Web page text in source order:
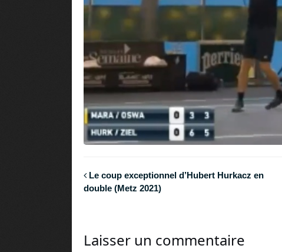
Le coup exceptionnel d’Hubert Hurkacz en
double (Metz 2021)
Laisser un commentaire